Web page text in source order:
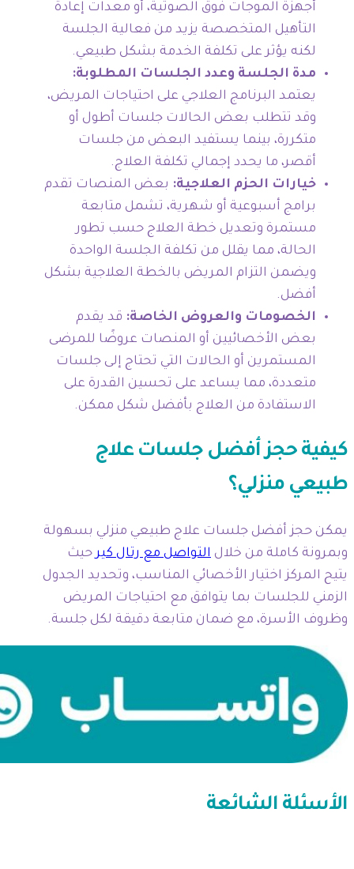
أجهزة الموجات فوق الصوتية، أو معدات إعادة
التأهيل المتخصصة يزيد من فعالية الجلسة
لكنه يؤثر على تكلفة الخدمة بشكل طبيعي.
مدة الجلسة وعدد الجلسات المطلوبة:
يعتمد البرنامج العلاجي على احتياجات المريض،
وقد تتطلب بعض الحالات جلسات أطول أو
متكررة، بينما يستفيد البعض من جلسات
أقصر، ما يحدد إجمالي تكلفة العلاج.
خيارات الحزم العلاجية: بعض المنصات تقدم
برامج أسبوعية أو شهرية، تشمل متابعة
مستمرة وتعديل خطة العلاج حسب تطور
الحالة، مما يقلل من تكلفة الجلسة الواحدة
ويضمن التزام المريض بالخطة العلاجية بشكل
أفضل.
الخصومات والعروض الخاصة: قد يقدم
بعض الأخصائيين أو المنصات عروضًا للمرضى
المستمرين أو الحالات التي تحتاج إلى جلسات
متعددة، مما يساعد على تحسين القدرة على
الاستفادة من العلاج بأفضل شكل ممكن.
كيفية حجز أفضل جلسات علاج
طبيعي منزلي؟
يمكن حجز أفضل جلسات علاج طبيعي منزلي بسهولة
وبمرونة كاملة من خلال التواصل مع رتال كيرحيث
يتيح المركز اختيار الأخصائي المناسب، وتحديد الجدول
الزمني للجلسات بما يتوافق مع احتياجات المريض
وظروف الأسرة، مع ضمان متابعة دقيقة لكل جلسة.
الأسئلة الشائعة